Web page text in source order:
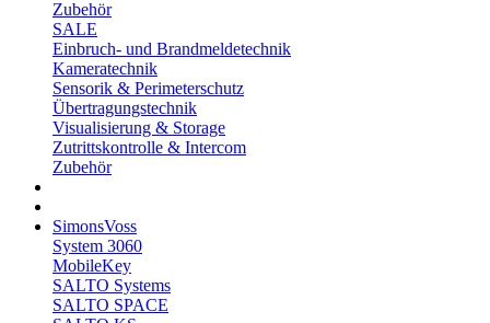
Zubehör
SALE
Einbruch- und Brandmeldetechnik
Kameratechnik
Sensorik & Perimeterschutz
Übertragungstechnik
Visualisierung & Storage
Zutrittskontrolle & Intercom
Zubehör
SimonsVoss
System 3060
MobileKey
SALTO Systems
SALTO SPACE